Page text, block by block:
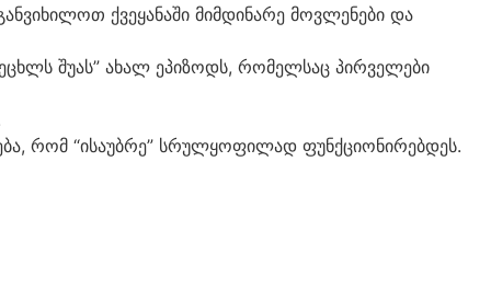
ქვეყანაში მიმდინარე მოვლენები და
შუას” ახალ ეპიზოდს, რომელსაც პირველები
რომ “ისაუბრე” სრულყოფილად ფუნქციონირებდეს.